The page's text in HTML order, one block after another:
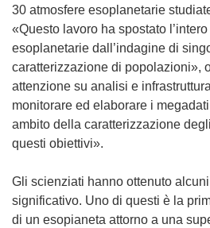
a
p
r
e
i
n
u
n
u
o
30 atmosfere esoplanetarie
«Questo lavoro ha spostato
esoplanetarie dall’indagine di
caratterizzazione di popolazioni»,
attenzione su analisi e
monitorare ed elaborare i
ambito della caratterizzazione
questi obiettivi».
Gli scienziati hanno ottenuto
significativo. Uno di questi è la
di un esopianeta attorno a una